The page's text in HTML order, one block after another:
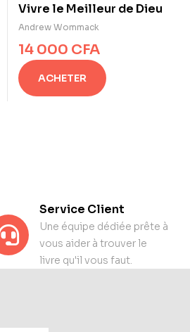
Vivre le Meilleur de Dieu
Andrew Wommack
14 000 CFA
ACHETER
Service Client
Une équipe dédiée prête à
vous aider à trouver le
livre qu'il vous faut.